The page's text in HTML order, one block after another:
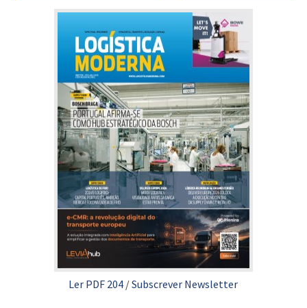
Ler PDF 204 /Subscrever Newsletter